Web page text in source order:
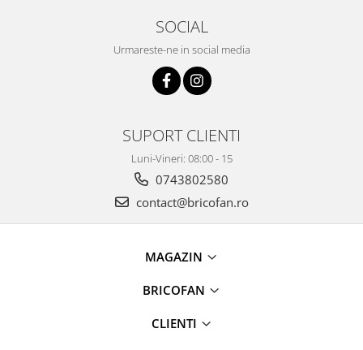
Bucatarie si electrocasnice
Masini de carnati si accesorii
Autocolant de bucatarie
Dozatoare
SOCIAL
Urmareste-ne in social media
SUPORT CLIENTI
Luni-Vineri: 08:00 - 15
0743802580
contact@bricofan.ro
MAGAZIN
BRICOFAN
CLIENTI